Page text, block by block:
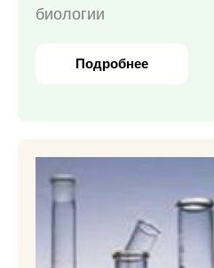
биологии
Подробнее